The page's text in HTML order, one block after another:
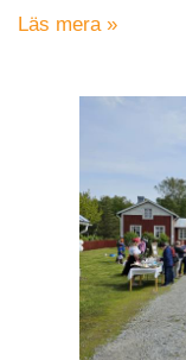
Läs mera »